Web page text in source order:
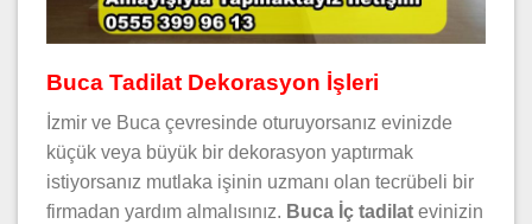
Buca Tadilat Dekorasyon İşleri
İzmir ve Buca çevresinde oturuyorsanız evinizde
küçük veya büyük bir dekorasyon yaptırmak
istiyorsanız mutlaka işinin uzmanı olan tecrübeli bir
firmadan yardım almalısınız. Buca İç tadilat evinizin